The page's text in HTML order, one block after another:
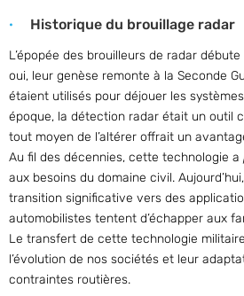
Historique du brouillage radar
L’épopée des brouilleurs de radar
oui, leur genèse remonte à la Seconde
étaient utilisés pour déjouer les
époque, la détection radar était un outil
tout moyen de l’altérer offrait un
Au fil des décennies, cette technologie a
aux besoins du domaine civil.
transition significative vers des
automobilistes tentent d’échapper aux
Le transfert de cette technologie
l’évolution de nos sociétés et leur
contraintes routières.